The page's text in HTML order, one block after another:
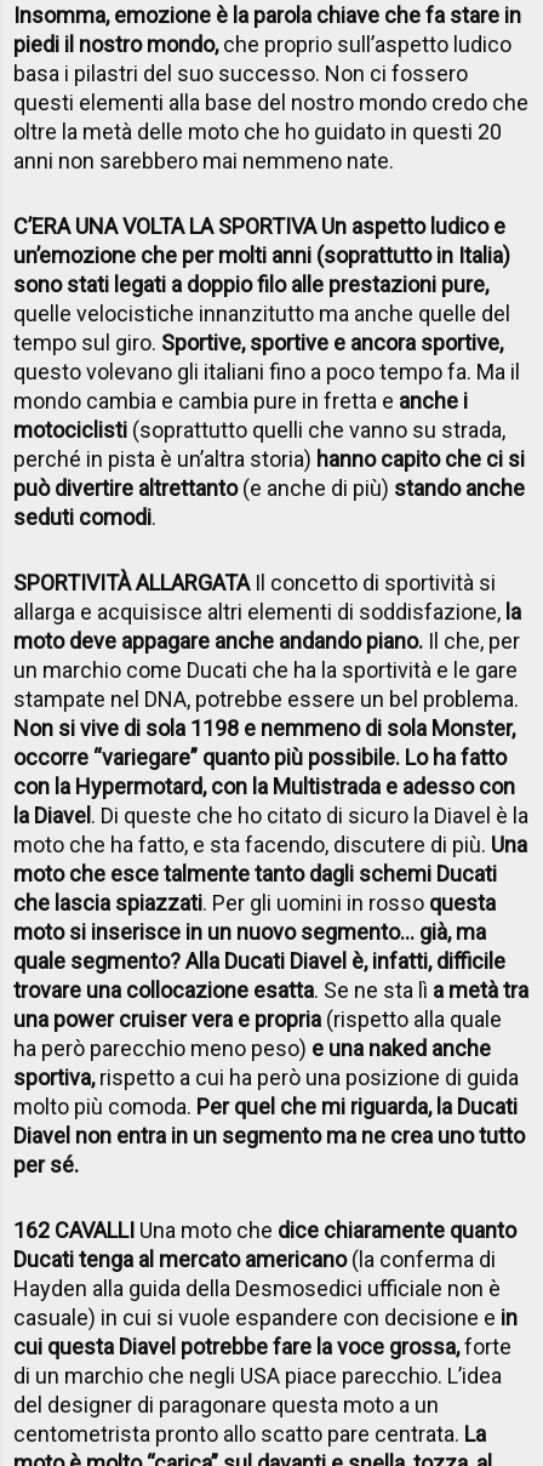
Insomma, emozione è la parola chiave che fa stare in
piedi il nostro mondo,che proprio sull’aspetto ludico
basa i pilastri del suo successo. Non ci fossero
questi elementi alla base del nostro mondo credo che
oltre la metà delle moto che ho guidato in questi 20
anni non sarebbero mai nemmeno nate.
C’ERA UNA VOLTA LA SPORTIVA Un aspetto ludico e
un’emozione che per molti anni (soprattutto in Italia)
sono stati legati a doppio filo alle prestazioni pure,
quelle velocistiche innanzitutto ma anche quelle del
tempo sul giro. Sportive, sportive e ancora sportive,
questo volevano gli italiani fino a poco tempo fa. Ma il
mondo cambia e cambia pure in fretta e anche i
motociclisti (soprattutto quelli che vanno su strada,
perché in pista è un’altra storia) hanno capito che ci si
può divertire altrettanto(e anche di più) stando anche
seduti comodi.
SPORTIVITÀ ALLARGATAIl concetto di sportività si
allarga e acquisisce altri elementi di soddisfazione, la
moto deve appagare anche andando piano. Il che, per
un marchio come Ducati che ha la sportività e le gare
stampate nel DNA, potrebbe essere un bel problema.
Non si vive di sola 1198 e nemmeno di sola Monster,
occorre “variegare” quanto più possibile. Lo ha fatto
con la Hypermotard, con la Multistrada e adesso con
la Diavel. Di queste che ho citato di sicuro la Diavel è la
moto che ha fatto, e sta facendo, discutere di più. Una
moto che esce talmente tanto dagli schemi Ducati
che lascia spiazzati. Per gli uomini in rosso questa
moto si inserisce in un nuovo segmento... già, ma
quale segmento? Alla Ducati Diavel è, infatti, difficile
trovare una collocazione esatta. Se ne sta lì a metà tra
una power cruiser vera e propria (rispetto alla quale
ha però parecchio meno peso) e una naked anche
sportiva,rispetto a cui ha però una posizione di guida
molto più comoda. Per quel che mi riguarda, la Ducati
Diavel non entra in un segmento ma ne crea uno tutto
per sé.
162 CAVALLI Una moto che dice chiaramente quanto
Ducati tenga al mercato americano(la conferma di
Hayden alla guida della Desmosedici ufficiale non è
casuale) in cui si vuole espandere con decisione e in
cui questa Diavel potrebbe fare la voce grossa,forte
di un marchio che negli USA piace parecchio. L’idea
del designer di paragonare questa moto a un
centometrista pronto allo scatto pare centrata. La